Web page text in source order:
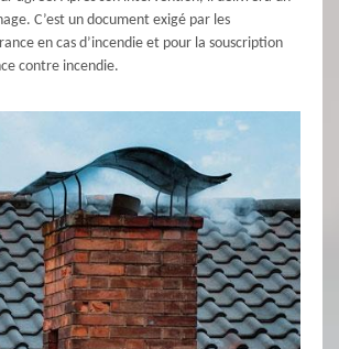
C’est un document exigé par les
en cas d’incendie et pour la souscription
contre incendie.